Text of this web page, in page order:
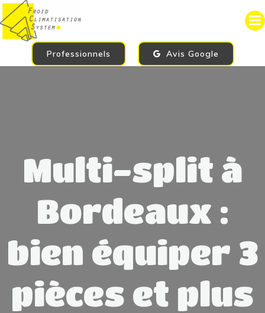
Professionnels Avis Google
Multi-split à
Bordeaux :
bien équiper 3
pièces et plus